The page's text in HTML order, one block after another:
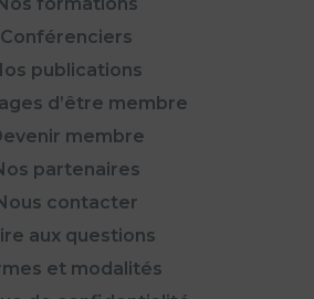
Nos formations
Conférenciers
publications
d’être membre
membre
partenaires
contacter
aux questions
et modalités